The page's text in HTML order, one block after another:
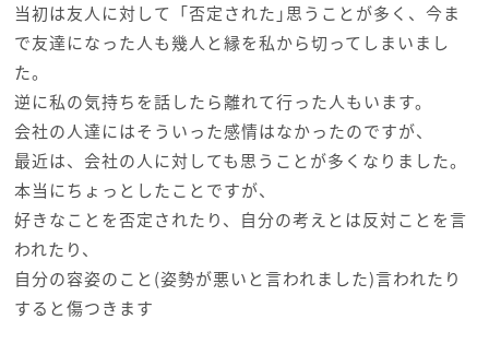
当初は友人に対して「否定された｣思うことが多く、今ま
で友達になった人も幾人と縁を私から切ってしまいまし
た。
逆に私の気持ちを話したら離れて行った人もいます。
会社の人達にはそういった感情はなかったのですが、
最近は、会社の人に対しても思うことが多くなりました。
本当にちょっとしたことですが、
好きなことを否定されたり、自分の考えとは反対ことを言
われたり、
自分の容姿のこと(姿勢が悪いと言われました)言われたり
すると傷つきます